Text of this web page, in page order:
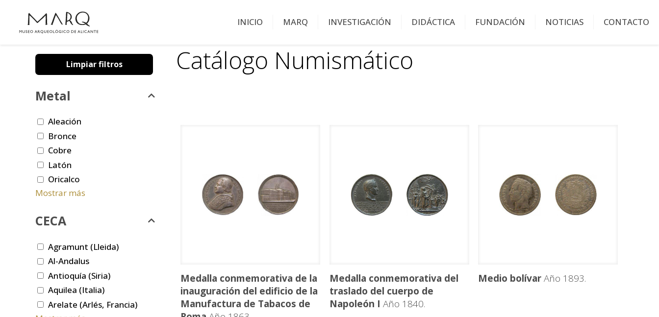
INICIO MARQ INVESTIGACIÓN DIDÁCTICA FUNDACIÓN NOTICIAS CONTACTO
Catálogo Numismático
Medalla conmemorativa de la
inauguración del edificio de la
Manufactura de Tabacos de
Medalla conmemorativa del
traslado del cuerpo de
Napoleón I Año 1840.
Medio bolívarAño 1893.
Limpiar filtros
Metal
Aleación
Bronce
Cobre
Latón
Oricalco
Mostrar más
CECA
Agramunt (Lleida)
Al-Andalus
Antioquía (Siria)
Aquilea (Italia)
Arelate (Arlés, Francia)